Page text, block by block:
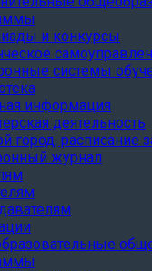
и конкурсы
системы
информация
деятельность
город, расписание
журнал